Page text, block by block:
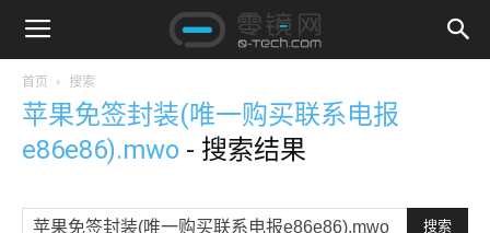
首页 搜索
苹果免签封装(唯一购买联系电报
e86e86).mwo - 搜索结果